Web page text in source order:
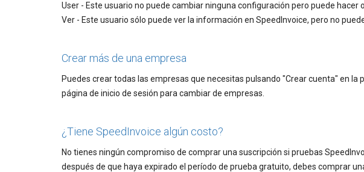
User - Este usuario no puede cambiar ninguna configuración pero puede hacer
Ver - Este usuario sólo puede ver la información en SpeedInvoice, pero no
Crear más de una empresa
Puedes crear todas las empresas que necesitas pulsando "Crear cuenta" en la
página de inicio de sesión para cambiar de empresas.
¿Tiene SpeedInvoice algún costo?
No tienes ningún compromiso de comprar una suscripción si pruebas
después de que haya expirado el período de prueba gratuito, debes comprar